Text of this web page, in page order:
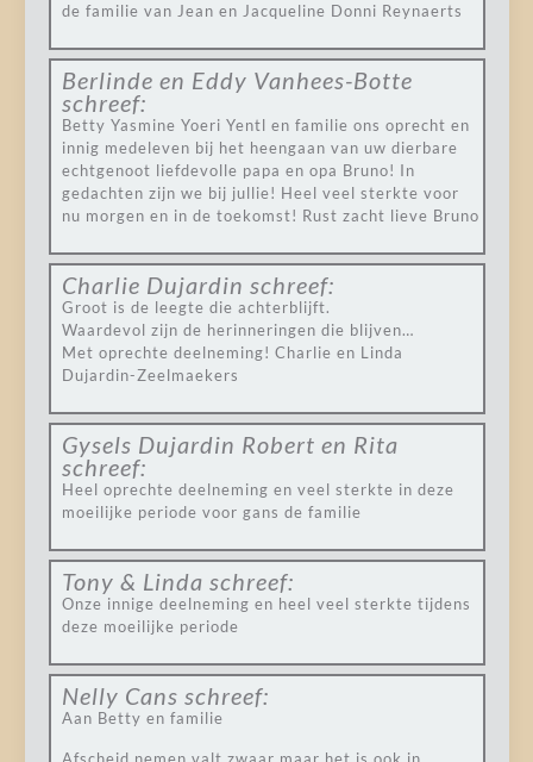
de familie van Jean en Jacqueline Donni Reynaerts
Berlinde en Eddy Vanhees-Botte
schreef:
Betty Yasmine Yoeri Yentl en familie ons oprecht en
innig medeleven bij het heengaan van uw dierbare
echtgenoot liefdevolle papa en opa Bruno! In
gedachten zijn we bij jullie! Heel veel sterkte voor
nu morgen en in de toekomst! Rust zacht lieve Bruno
Charlie Dujardin schreef:
Groot is de leegte die achterblijft.
Waardevol zijn de herinneringen die blijven…
Met oprechte deelneming! Charlie en Linda
Dujardin-Zeelmaekers
Gysels Dujardin Robert en Rita
schreef:
Heel oprechte deelneming en veel sterkte in deze
moeilijke periode voor gans de familie
Tony & Linda schreef:
Onze innige deelneming en heel veel sterkte tijdens
deze moeilijke periode
Nelly Cans schreef:
Aan Betty en familie